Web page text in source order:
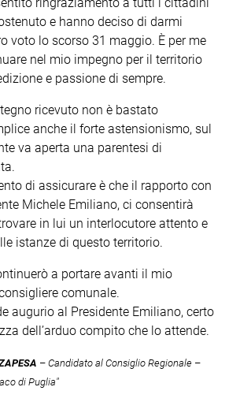
e hanno deciso di darmi
voto lo scorso 31 maggio. È per me
nel mio impegno per il territorio
e passione di sempre.
ricevuto non è bastato
anche il forte astensionismo, sul
va aperta una parentesi di
di assicurare è che il rapporto con
Michele Emiliano, ci consentirà
in lui un interlocutore attento e
istanze di questo territorio.
a portare avanti il mio
comunale.
augurio al Presidente Emiliano, certo
dell’arduo compito che lo attende.
– Candidato al Consiglio Regionale –
di Puglia"